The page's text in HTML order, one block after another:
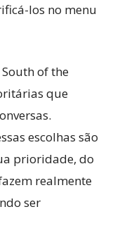
los no menu
of the
que
escolhas são
prioridade, do
realmente
ser